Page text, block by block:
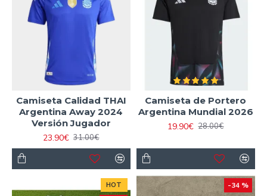
Camiseta Calidad THAI
Argentina Away 2024
Versión Jugador
23.90€ 31.00€
Camiseta de Portero
Argentina Mundial 2026
19.90€ 28.00€
HOT -34 %